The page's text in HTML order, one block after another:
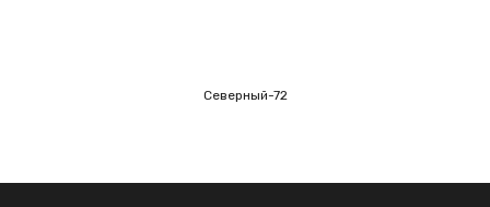
Северный-72